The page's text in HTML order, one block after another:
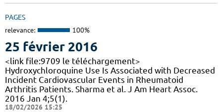
PAGES
relevance: 100%
25 février 2016
<link file:9709 le téléchargement>
Hydroxychloroquine Use Is Associated with Decreased
Incident Cardiovascular Events in Rheumatoid
Arthritis Patients. Sharma et al. J Am Heart Assoc.
2016 Jan 4;5(1).
18/02/2026 15:25